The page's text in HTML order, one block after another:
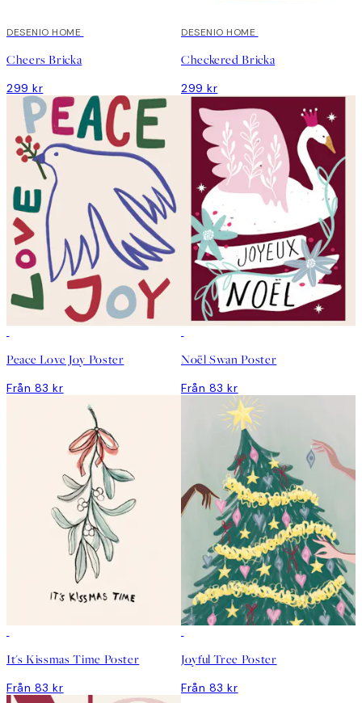
DESENIO HOME
Cheers Bricka
299 kr
DESENIO HOME
Checkered Bricka
299 kr
Peace Love Joy Poster
Från 83 kr
Noël Swan Poster
Från 83 kr
It's Kissmas Time Poster
Från 83 kr
Joyful Tree Poster
Från 83 kr